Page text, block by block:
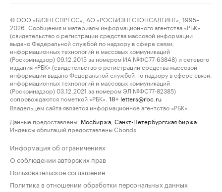
© ООО «БИЗНЕСПРЕСС», АО «РОСБИЗНЕСКОНСАЛТИНГ», 1995–
2026. Сообщения и материалы информационного агентства «РБК»
(свидетельство о регистрации средства массовой информации
выдано Федеральной службой по надзору в сфере связи,
информационных технологий и массовых коммуникаций
(Роскомнадзор) 09.12.2015 за номером ИА №ФС77-63848) и сетевого
издания «РБК» (свидетельство о регистрации средства массовой
информации выдано Федеральной службой по надзору в сфере связи,
информационных технологий и массовых коммуникаций
(Роскомнадзор) 03.12.2021 за номером ЭЛ №ФС77-82385)
сопровождаются пометкой «РБК».
18+ letters@rbc.ru
Владельцем сайта является информационное агентство «РБК».
Данные предоставлены: Мосбиржа Санкт-Петербургская биржа
Индексы облигаций предоставлены Cbonds.
Информация об ограничениях
О соблюдении авторских прав
Пользовательское соглашение
Политика в отношении обработки персональных данных